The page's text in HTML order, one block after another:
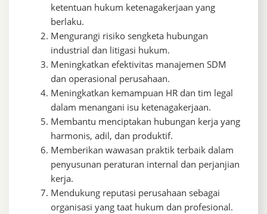
ketentuan hukum ketenagakerjaan yang
berlaku.
Mengurangi risiko sengketa hubungan
industrial dan litigasi hukum.
Meningkatkan efektivitas manajemen SDM
dan operasional perusahaan.
Meningkatkan kemampuan HR dan tim legal
dalam menangani isu ketenagakerjaan.
Membantu menciptakan hubungan kerja yang
harmonis, adil, dan produktif.
Memberikan wawasan praktik terbaik dalam
penyusunan peraturan internal dan perjanjian
kerja.
Mendukung reputasi perusahaan sebagai
organisasi yang taat hukum dan profesional.